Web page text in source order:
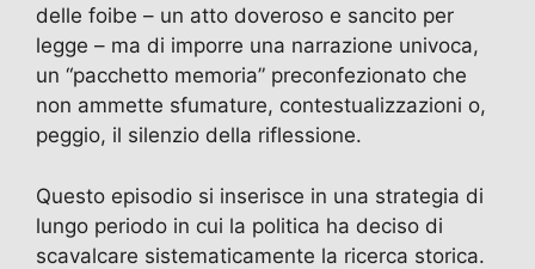
delle foibe – un atto doveroso e sancito per
legge – ma di imporre una narrazione univoca,
un “pacchetto memoria” preconfezionato che
non ammette sfumature, contestualizzazioni o,
peggio, il silenzio della riflessione.
Questo episodio si inserisce in una strategia di
lungo periodo in cui la politica ha deciso di
scavalcare sistematicamente la ricerca storica.